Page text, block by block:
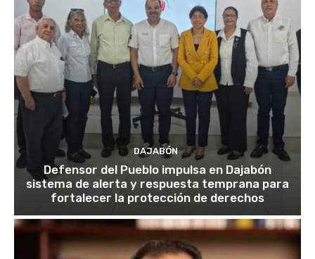
DAJABÓN
Defensor del Pueblo impulsa en Dajabón
sistema de alerta y respuesta temprana para
fortalecer la protección de derechos